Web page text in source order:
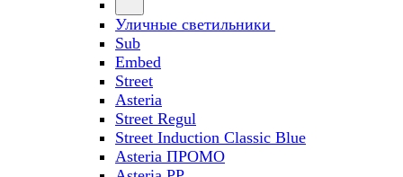
Уличные светильники
Sub
Embed
Street
Asteria
Street Regul
Street Induction Classic Blue
Asteria ПРОМО